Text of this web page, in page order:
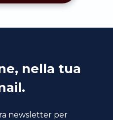
nella tua
newsletter per